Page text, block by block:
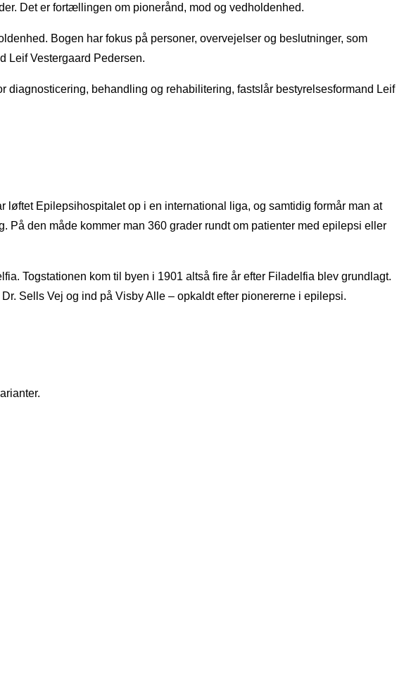
Det er fortællingen om pionerånd, mod og vedholdenhed.
Bogen har fokus på personer, overvejelser og beslutninger, som
Leif Vestergaard Pedersen.
behandling og rehabilitering, fastslår bestyrelsesformand Leif
Epilepsihospitalet op i en international liga, og samtidig formår man at
den måde kommer man 360 grader rundt om patienter med epilepsi eller
Togstationen kom til byen i 1901 altså fire år efter Filadelfia blev grundlagt.
Sells Vej og ind på Visby Alle – opkaldt efter pionererne i epilepsi.